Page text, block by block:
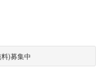
)募集中